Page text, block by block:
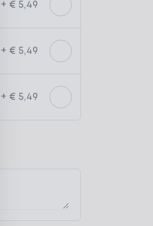
+ € 5,49
+ € 5,49
+ € 5,49